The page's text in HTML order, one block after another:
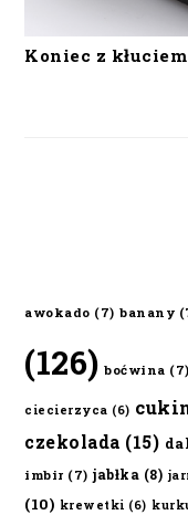
Koniec z
awokado (7) banany
(126) boćwina (7)
ciecierzyca (6)
czekolada (15)
imbir (7) jabłka (8)
(10) krewetki (6)